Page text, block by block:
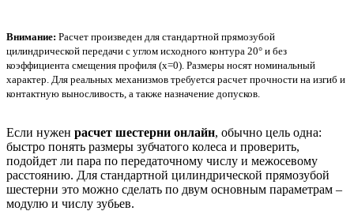
Внимание: Расчет произведен для стандартной прямозубой
цилиндрической передачи с углом исходного контура 20° и без
коэффициента смещения профиля (x=0). Размеры носят номинальный
характер. Для реальных механизмов требуется расчет прочности на изгиб и
контактную выносливость, а также назначение допусков.
Если нужен расчет шестерни онлайн, обычно цель одна:
быстро понять размеры зубчатого колеса и проверить,
подойдет ли пара по передаточному числу и межосевому
расстоянию. Для стандартной цилиндрической прямозубой
шестерни это можно сделать по двум основным параметрам –
модулю и числу зубьев.